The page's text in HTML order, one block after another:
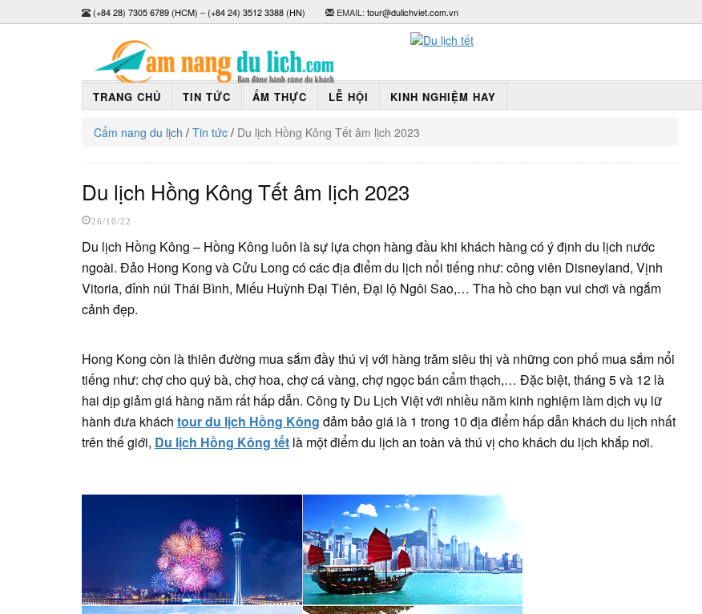
(+84 28) 7305 6789 (HCM) –(+84 24) 3512 3388 (HN) EMAIL: tour@dulichviet.com.vn
TRANG CHỦ TIN TỨC ẨM THỰC LỄ HỘI KINH NGHIỆM HAY
Cẩm nang du lịch / Tin tức / Du lịch Hồng Kông Tết âm lịch 2023
Du lịch Hồng Kông Tết âm lịch 2023
26/10/22
Du lịch Hồng Kông – Hồng Kông luôn là sự lựa chọn hàng đầu khi khách hàng có ý định du lịch nước
ngoài. Đảo Hong Kong và Cửu Long có các địa điểm du lịch nổi tiếng như: công viên Disneyland, Vịnh
Vitoria, đỉnh núi Thái Bình, Miếu Huỳnh Đại Tiên, Đại lộ Ngôi Sao,… Tha hồ cho bạn vui chơi và ngắm
cảnh đẹp.
Hong Kong còn là thiên đường mua sắm đầy thú vị với hàng trăm siêu thị và những con phố mua sắm nổi
tiếng như: chợ cho quý bà, chợ hoa, chợ cá vàng, chợ ngọc bán cẩm thạch,… Đặc biệt, tháng 5 và 12 là
hai dịp giảm giá hàng năm rất hấp dẫn. Công ty Du Lịch Việt với nhiều năm kinh nghiệm làm dịch vụ lữ
hành đưa khách tour du lịch Hồng Kông đảm bảo giá là 1 trong 10 địa điểm hấp dẫn khách du lịch nhất
trên thế giới, Du lịch Hồng Kông tết là một điểm du lịch an toàn và thú vị cho khách du lịch khắp nơi.